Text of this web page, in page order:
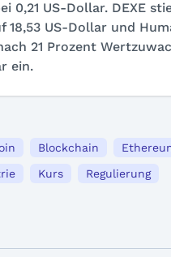
0,21 US-Dollar. DEXE
18,53 US-Dollar und
21 Prozent
ein.
Blockchain
Kurs Regulierung